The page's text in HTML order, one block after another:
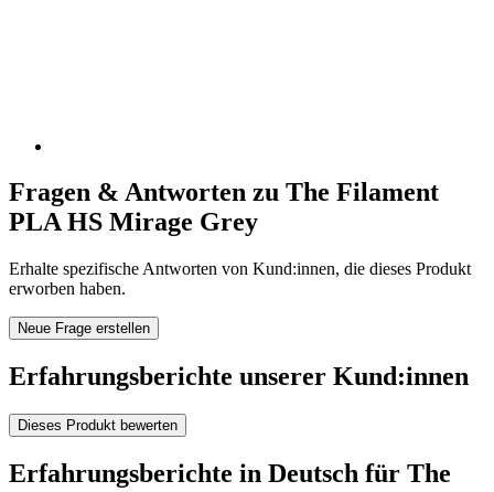
Fragen & Antworten zu The Filament
PLA HS Mirage Grey
Erhalte spezifische Antworten von Kund:innen, die dieses Produkt
erworben haben.
Neue Frage erstellen
Erfahrungsberichte unserer Kund:innen
Dieses Produkt bewerten
Erfahrungsberichte in Deutsch für The